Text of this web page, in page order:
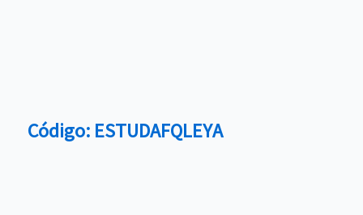
Código: ESTUDAFQLEYA